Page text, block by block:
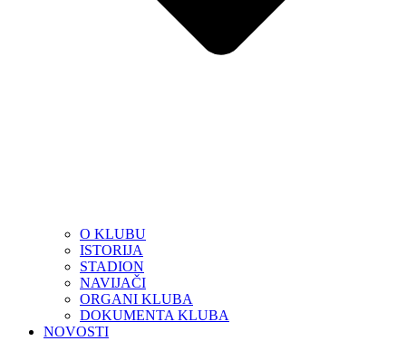
O KLUBU
ISTORIJA
STADION
NAVIJAČI
ORGANI KLUBA
DOKUMENTA KLUBA
NOVOSTI